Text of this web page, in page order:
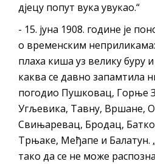
дјецу попут вука увукао.“
- 15. јуна 1908. године је
о временским неприликама:
плаха киша уз велику буру
каква се давно запамтила
погодио Пушковац, Горње
Угљевика, Тавну, Вршане,
Свињаревац, Бродац,
Трњаке, Међапе и Балатун.
тако да се не може